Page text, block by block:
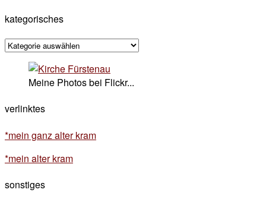
kategorisches
kategorisches
Meine Photos bei Flickr...
verlinktes
*mein ganz alter kram
*mein alter kram
sonstiges